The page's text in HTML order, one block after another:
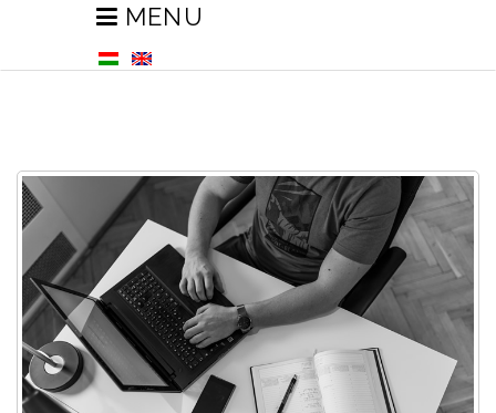
MENU